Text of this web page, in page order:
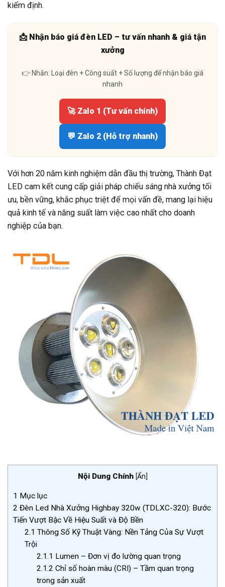
kiểm định.
📩 Nhận báo giá đèn LED – tư vấn nhanh & giá tận
xưởng
👉 Nhắn: Loại đèn + Công suất + Số lượng để nhận báo giá
nhanh
🚀 Zalo 1 (Tư vấn chính)
💬 Zalo 2 (Hỗ trợ nhanh)
Với hơn 20 năm kinh nghiệm dẫn đầu thị trường, Thành Đạt
LED cam kết cung cấp giải pháp chiếu sáng nhà xưởng tối
ưu, bền vững, khắc phục triệt để mọi vấn đề, mang lại hiệu
quả kinh tế và năng suất làm việc cao nhất cho doanh
nghiệp của bạn.
Nội Dung Chính [Ẩn]
1 Mục lục
2 Đèn Led Nhà Xưởng Highbay 320w (TDLXC-320): Bước
Tiến Vượt Bậc Về Hiệu Suất và Độ Bền
2.1 Thông Số Kỹ Thuật Vàng: Nền Tảng Của Sự Vượt
Trội
2.1.1 Lumen – Đơn vị đo lường quan trọng
2.1.2 Chỉ số hoàn màu (CRI) – Tầm quan trọng
trong sản xuất